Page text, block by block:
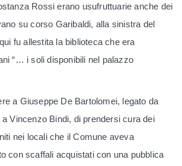
Rossi erano usufruttuarie anche dei
su corso Garibaldi, alla sinistra del
fu allestita la biblioteca che era
“… i soli disponibili nel palazzo
a Giuseppe De Bartolomei, legato da
Vincenzo Bindi, di prendersi cura dei
nei locali che il Comune aveva
con scaffali acquistati con una pubblica